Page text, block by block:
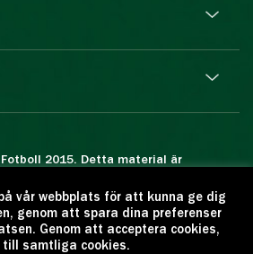
2015. Detta material är
annan kopiering är förbjuden.
gärna men ange källan:
Ansvarig utgivare:
vår webbplats för att kunna ge dig
genom att spara dina preferenser
Genom att acceptera cookies,
samtliga cookies.